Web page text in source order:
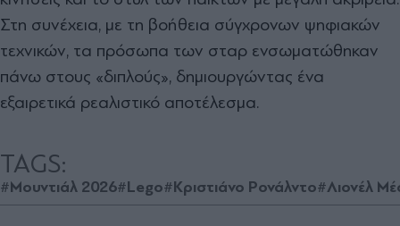
Στη συνέχεια, με τη βοήθεια σύγχρονων ψηφιακών
τεχνικών, τα πρόσωπα των σταρ ενσωματώθηκαν
πάνω στους «διπλούς», δημιουργώντας ένα
εξαιρετικά ρεαλιστικό αποτέλεσμα.
TAGS:
#Μουντιάλ 2026#Lego#Κριστιάνο Ρονάλντο#Λιονέλ